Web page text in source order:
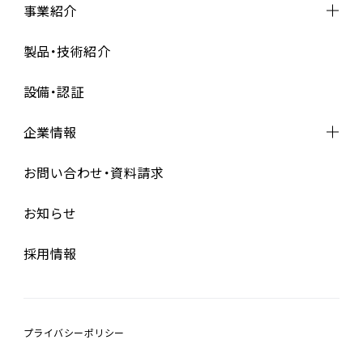
事業紹介
事業紹介トップ
資材調達
製造（基板実装・完成組立）
製品・技術紹介
設備・認証
企業情報
企業情報トップ
経営理念
会社概要
お問い合わせ・資料請求
お知らせ
採用情報
プライバシーポリシー